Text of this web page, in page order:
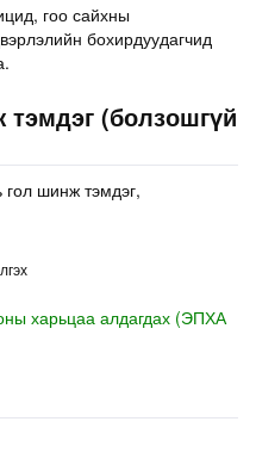
гоо сайхны
бохирдуудагчид
(болзошгүй
гол шинж тэмдэг,
харьцаа алдагдах (ЭПХА